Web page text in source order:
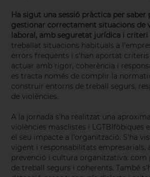
Ha sigut una sessió pràctica per
gestionar correctament situacions de
laboral, amb seguretat jurídica i criteri
treballat situacions habituals a
errors freqüents i s'han aportat
actuar amb rigor, coherència i
es tracta només de complir la
construir entorns de treball segurs,
de violències.
A la jornada s'ha realitzat una
violències masclistes i LGTBIfòbiques
el seu impacte a l’organització. S'ha
vigent i responsabilitats empresarials,
prevenció i cultura organitzativa: com
de treball segurs i coherents. També